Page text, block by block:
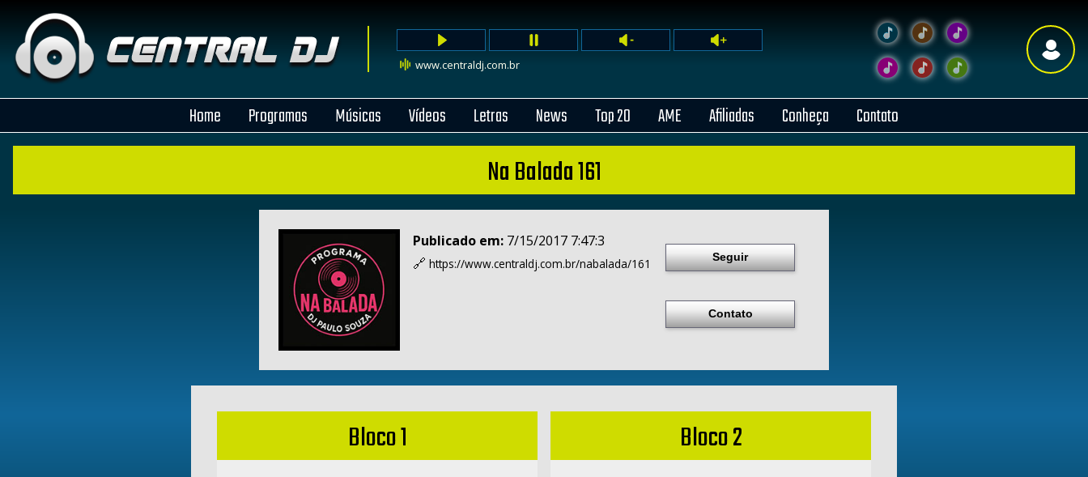
www.centraldj.com.br
Home Programas Músicas Vídeos Letras News Top 20 AME Afiliadas Conheça Contato
Na Balada 161
Publicado em: 7/15/2017 7:47:3
🔗 https://www.centraldj.com.br/nabalada/161 Seguir
Contato
Bloco 1 Bloco 2